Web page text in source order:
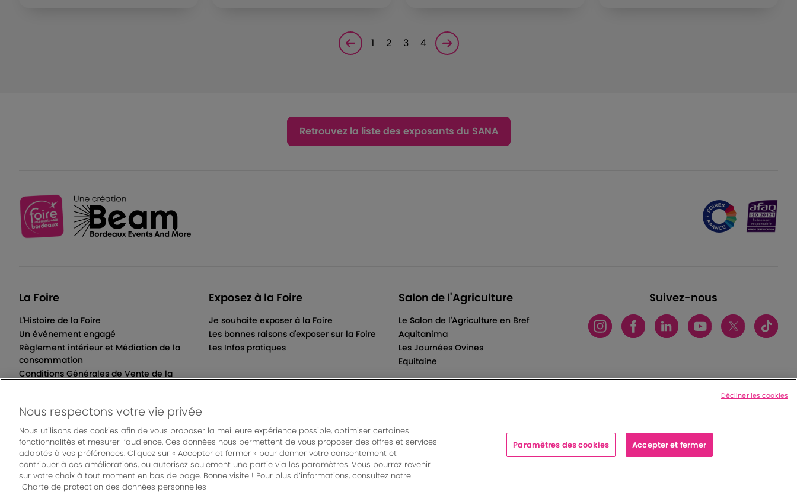
Page précédente
1 2 3 4 Page suivante<
Retrouvez la liste des exposants du SANA
La Foire
L'Histoire de la Foire
Un événement engagé
Règlement intérieur et Médiation de la
consommation
Conditions Générales de Vente de la
Exposez à la Foire
Je souhaite exposer à la Foire
Les bonnes raisons d'exposer sur la Foire
Les Infos pratiques
Salon de l'Agriculture
Le Salon de l'Agriculture en Bref
Aquitanima
Les Journées Ovines
Equitaine
Suivez-nous
© Bordeaux Events And More | Rue Jean Samazeuilh - CS 20088 - 33070 Bordeaux cedex - France
Mentions légales|Règlement général des manifestations|Un événement organisé par Bordeaux Events And More|Charte de protection des données personnelles
Paramètres des cookies
Nous respectons votre vie privée
Nous utilisons des cookies afin de vous proposer la meilleure expérience possible, optimiser certaines
fonctionnalités et mesurer l’audience. Ces données nous permettent de vous proposer des offres et services
adaptés à vos préférences. Cliquez sur « Accepter et fermer » pour donner votre consentement et
contribuer à ces améliorations, ou autorisez seulement une partie via les paramètres. Vous pourrez revenir
sur votre choix à tout moment en bas de page. Bonne visite ! Pour plus d’informations, consultez notre
Charte de protection des données personnelles
Paramètres des cookies Accepter et fermer
Décliner les cookies